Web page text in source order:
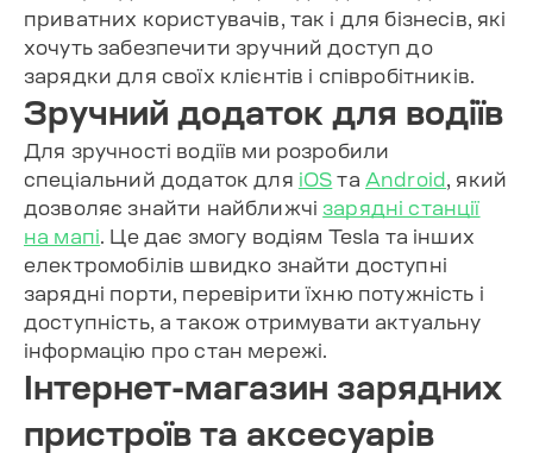
приватних користувачів, так і для бізнесів, які
хочуть забезпечити зручний доступ до
зарядки для своїх клієнтів і співробітників.
Зручний додаток для водіїв
Для зручності водіїв ми розробили
спеціальний додаток для iOS та Android
, який
дозволяє знайти найближчі зарядні станції
на мапі . Це дає змогу водіям Tesla та інших
електромобілів швидко знайти доступні
зарядні порти, перевірити їхню потужність і
доступність, а також отримувати актуальну
інформацію про стан мережі.
Інтернет-магазин зарядних
пристроїв та аксесуарів